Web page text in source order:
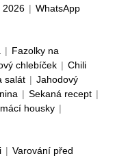
2026 | WhatsApp
| Fazolky na
chlebíček | Chili
salát | Jahodový
| Sekaná recept |
housky |
| Varování před